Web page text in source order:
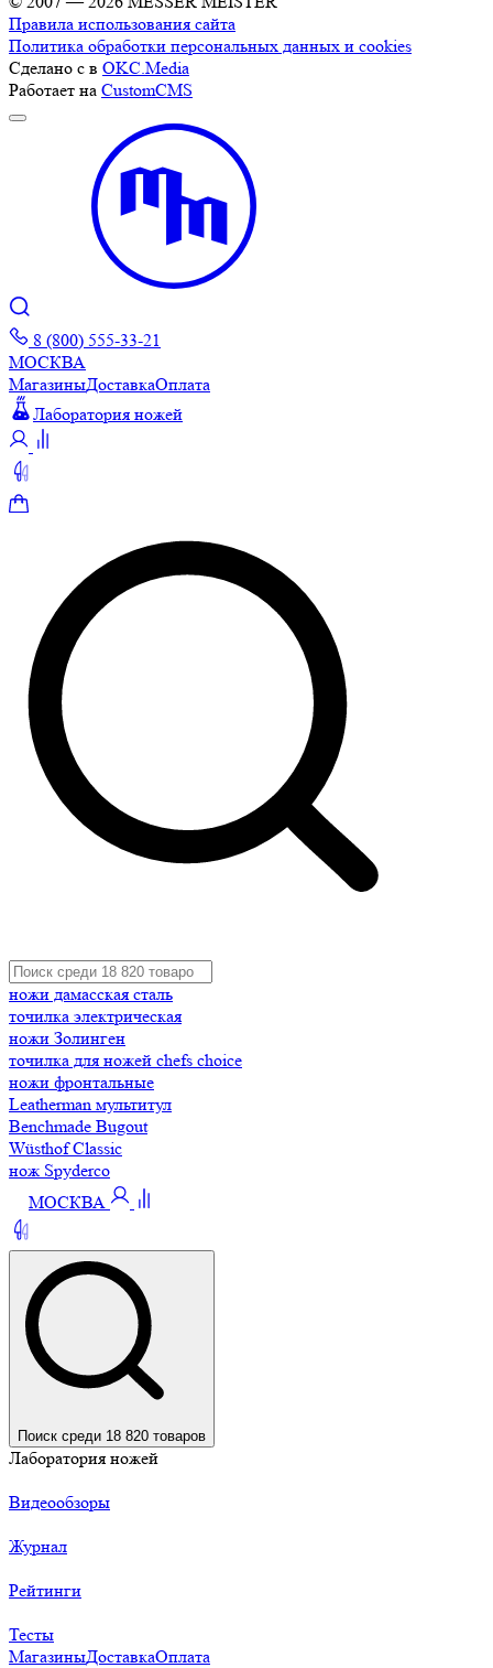
Правила использования сайта
Политика обработки персональных данных и cookies
Сделано с в OKC.Media
Работает на CustomCMS
8 (800) 555-33-21
МОСКВА
МагазиныДоставкаОплата
Лаборатория ножей
ножи дамасская сталь
точилка электрическая
ножи Золинген
точилка для ножей chefs choice
ножи фронтальные
Leatherman мультитул
Benchmade Bugout
Wüsthof Classic
нож Spyderco
МОСКВА
Поиск среди 18 820 товаров
Лаборатория ножей
Видеообзоры
Журнал
Рейтинги
Тесты
МагазиныДоставкаОплата